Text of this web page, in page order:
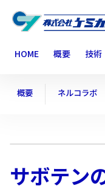
HOME 概要 技術
概要 ネルコラボ
サボテン